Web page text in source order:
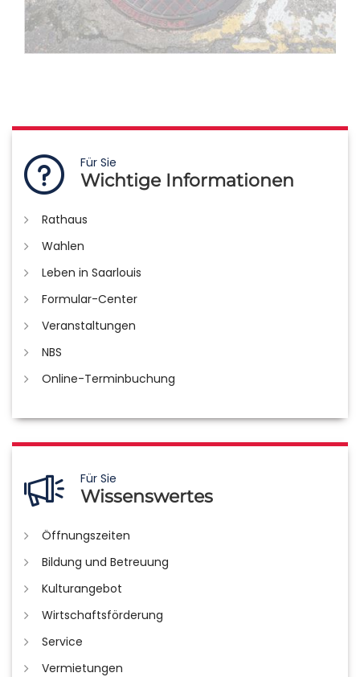
Für Sie
Wichtige Informationen
Rathaus
Wahlen
Leben in Saarlouis
Formular-Center
Veranstaltungen
NBS
Online-Terminbuchung
Für Sie
Wissenswertes
Öffnungszeiten
Bildung und Betreuung
Kulturangebot
Wirtschaftsförderung
Service
Vermietungen